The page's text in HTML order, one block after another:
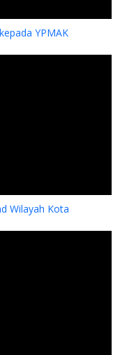
YPMAK
Wilayah Kota